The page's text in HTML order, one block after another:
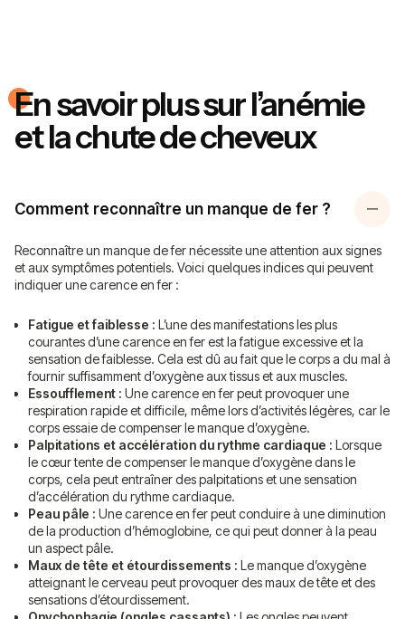
En savoir plus sur l’anémie
et la chute de cheveux
Comment reconnaître un manque de fer ?
Reconnaître un manque de fer nécessite une attention aux signes
et aux symptômes potentiels. Voici quelques indices qui peuvent
indiquer une carence en fer :
Fatigue et faiblesse : L’une des manifestations les plus
courantes d’une carence en fer est la fatigue excessive et la
sensation de faiblesse. Cela est dû au fait que le corps a du mal à
fournir suffisamment d’oxygène aux tissus et aux muscles.
Essoufflement : Une carence en fer peut provoquer une
respiration rapide et difficile, même lors d’activités légères, car le
corps essaie de compenser le manque d’oxygène.
Palpitations et accélération du rythme cardiaque : Lorsque
le cœur tente de compenser le manque d’oxygène dans le
corps, cela peut entraîner des palpitations et une sensation
d’accélération du rythme cardiaque.
Peau pâle : Une carence en fer peut conduire à une diminution
de la production d’hémoglobine, ce qui peut donner à la peau
un aspect pâle.
Maux de tête et étourdissements : Le manque d’oxygène
atteignant le cerveau peut provoquer des maux de tête et des
sensations d’étourdissement.